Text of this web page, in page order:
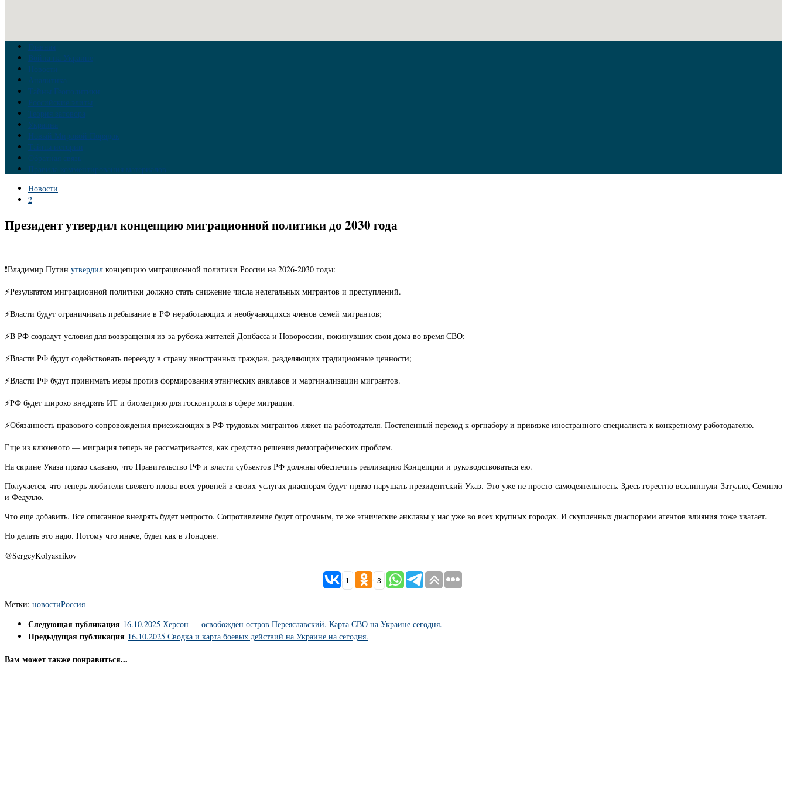
Главная
Война на Украине
Новости
Аналитика
Тайны Геополитики
Российские элиты
Теория заговора
Украина
Новый Мировой Порядок
Тайны истории
Обратная связь
Правила комментирования материалов
Новости
2
Президент утвердил концепцию миграционной политики до 2030 года
❗️Владимир Путин утвердил концепцию миграционной политики России на 2026-2030 годы:
⚡️Результатом миграционной политики должно стать снижение числа нелегальных мигрантов и преступлений.
⚡️Власти будут ограничивать пребывание в РФ неработающих и необучающихся членов семей мигрантов;
⚡️В РФ создадут условия для возвращения из-за рубежа жителей Донбасса и Новороссии, покинувших свои дома во время СВО;
⚡️Власти РФ будут содействовать переезду в страну иностранных граждан, разделяющих традиционные ценности;
⚡️Власти РФ будут принимать меры против формирования этнических анклавов и маргинализации мигрантов.
⚡️РФ будет широко внедрять ИТ и биометрию для госконтроля в сфере миграции.
⚡️Обязанность правового сопровождения приезжающих в РФ трудовых мигрантов ляжет на работодателя. Постепенный переход к оргнабору и привязке иностранного специалиста к конкретному работодателю.
Еще из ключевого — миграция теперь не рассматривается, как средство решения демографических проблем.
На скрине Указа прямо сказано, что Правительство РФ и власти субъектов РФ должны обеспечить реализацию Концепции и руководствоваться ею.
Получается, что теперь любители свежего плова всех уровней в своих услугах диаспорам будут прямо нарушать президентский Указ. Это уже не просто самодеятельность. Здесь горестно всхлипнули Затулло, Семигло
и Федулло.
Что еще добавить. Все описанное внедрять будет непросто. Сопротивление будет огромным, те же этнические анклавы у нас уже во всех крупных городах. И скупленных диаспорами агентов влияния тоже хватает.
Но делать это надо. Потому что иначе, будет как в Лондоне.
@SergeyKolyasnikov
1 3
Метки: новостиРоссия
Следующая публикация 16.10.2025 Херсон — освобождён остров Переяславский. Карта СВО на Украине сегодня.
Предыдущая публикация 16.10.2025 Сводка и карта боевых действий на Украине на сегодня.
Вам может также понравиться...